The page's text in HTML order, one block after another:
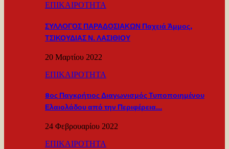
ΕΠΙΚΑΙΡΟΤΗΤΑ
ΣΥΛΛΟΓΟΣ ΠΑΡΑΔΟΣΙΑΚΩΝ Παχειά Άμμος,
ΤΣΙΚΟΥΔΙΑΣ Ν. ΛΑΣΙΘΙΟΥ
20 Μαρτίου 2022
ΕΠΙΚΑΙΡΟΤΗΤΑ
8ος Παγκρήτιος Διαγωνισμός Τυποποιημένου
Ελαιολάδου από την Περιφέρεια…
24 Φεβρουαρίου 2022
ΕΠΙΚΑΙΡΟΤΗΤΑ